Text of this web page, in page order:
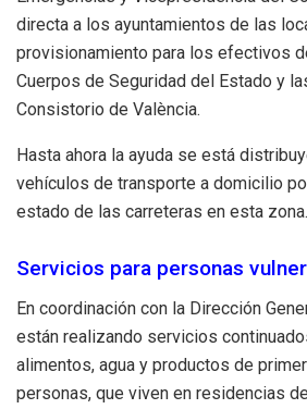
directa a los ayuntamientos de las
provisionamiento para los efectivos
Cuerpos de Seguridad del Estado y
Consistorio de València.
Hasta ahora la ayuda se está
vehículos de transporte a domicilio
estado de las carreteras en esta zona.
Servicios para personas
En coordinación con la Dirección
están realizando servicios
alimentos, agua y productos de
personas, que viven en residencias